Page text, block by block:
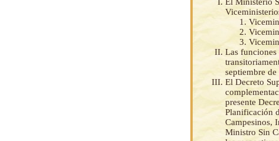
Las funciones
septiembre de
El Decreto
presente
Planificación
Campesinos,
Ministro Sin